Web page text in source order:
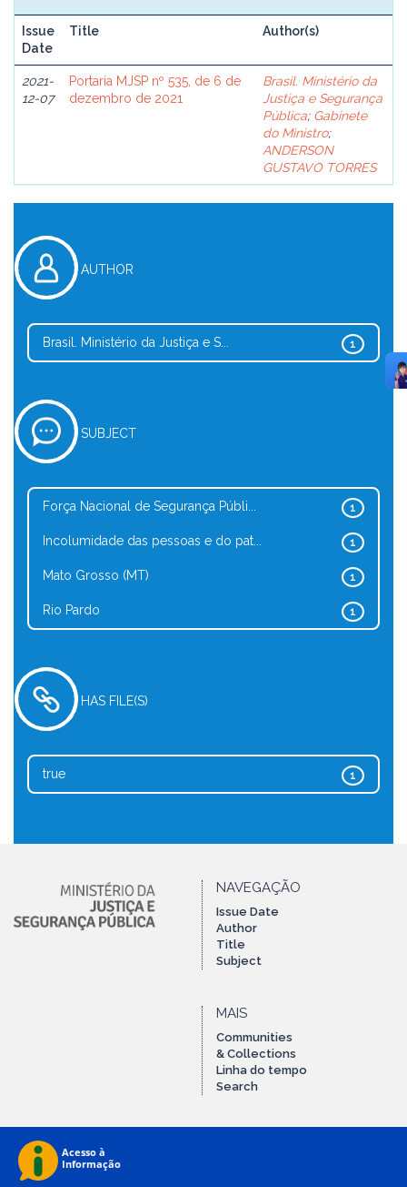
Issue
Date
Title Author(s)
2021-
12-07
Portaria MJSP nº 535, de 6 de
dezembro de 2021
Brasil. Ministério da
Justiça e Segurança
Pública; Gabinete
do Ministro;
ANDERSON
GUSTAVO TORRES
AUTHOR
1
Brasil. Ministério da Justiça e S...
SUBJECT
1
Força Nacional de Segurança Públi...
1
Incolumidade das pessoas e do pat...
1
Mato Grosso (MT)
1
Rio Pardo
HAS FILE(S)
1
true
NAVEGAÇÃO
Issue Date
Author
Title
Subject
MAIS
Communities
& Collections
Linha do tempo
Search